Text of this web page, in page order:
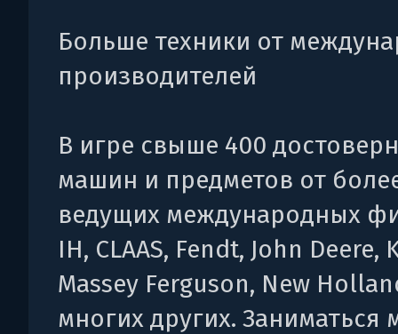
Больше техники от
производителей
В игре свыше 400
машин и предметов от
ведущих международных
IH, CLAAS, Fendt, John Deere,
Massey Ferguson, New
многих других. Заниматься